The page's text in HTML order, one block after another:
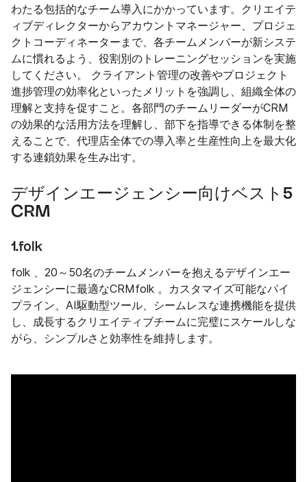
わたる包括的なチーム導入にかかっています。クリエイテ
ィブディレクターからアカウントマネージャー、プロジェ
クトコーディネーターまで、各チームメンバーが新システ
ムに慣れるよう、役割別のトレーニングセッションを実施
してください。 クライアント管理の改善やプロジェクト
進捗管理の効率化といったメリットを強調し、組織全体の
理解と支持を促すこと。各部門のチームリーダーがCRM
の効果的な活用方法を理解し、部下を指導できる体制を整
えることで、代理店全体での導入率と生産性向上を最大化
する連鎖効果を生み出す。
デザインエージェンシー向けベスト5
CRM
1.folk
folk 、20～50名のチームメンバーを抱えるデザインエー
ジェンシーに最適なCRMfolk 。カスタマイズ可能なパイ
プライン、AI駆動型ツール、シームレスな連携機能を提供
し、成長するクリエイティブチームに完璧にスケールしな
がら、シンプルさと効率性を維持します。